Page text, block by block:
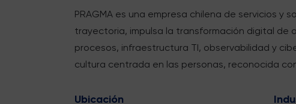
PRAGMA es una empresa chilena de servicios y
trayectoria, impulsa la transformación digital de
procesos, infraestructura TI, observabilidad y
cultura centrada en las personas, reconocida
Ubicación